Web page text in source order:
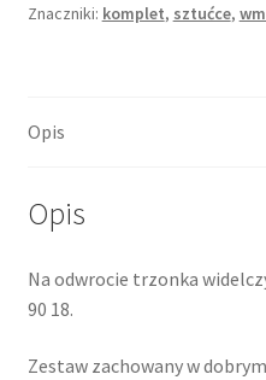
Znaczniki: komplet, sztućce,
Opis
Opis
Na odwrocie trzonka
90 18.
Zestaw zachowany w